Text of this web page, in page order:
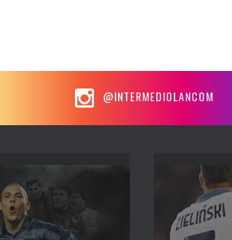
@INTERMEDIOLANCOM